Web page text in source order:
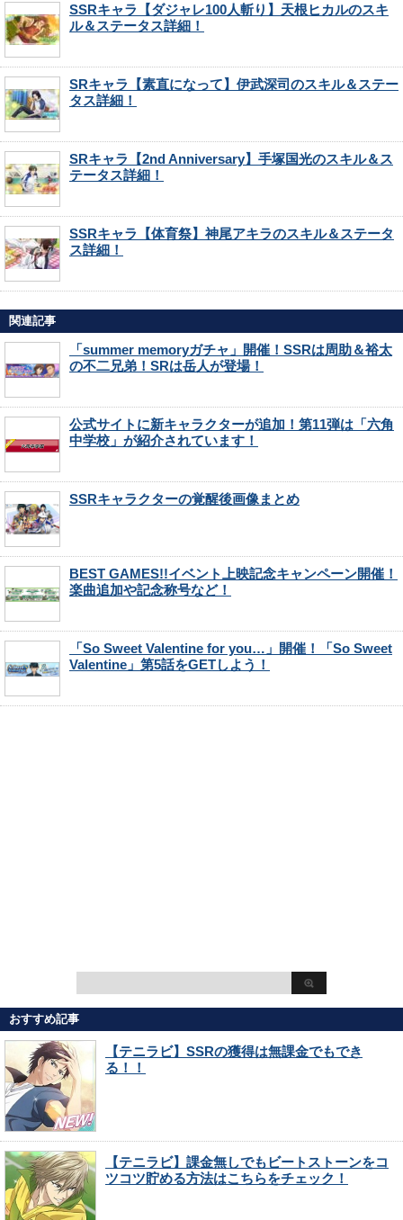
SSRキャラ【ダジャレ100人斬り】天根ヒカルのスキ
ル＆ステータス詳細！
SRキャラ【素直になって】伊武深司のスキル＆ステー
タス詳細！
SRキャラ【2nd Anniversary】手塚国光のスキル＆ス
テータス詳細！
SSRキャラ【体育祭】神尾アキラのスキル＆ステータ
ス詳細！
関連記事
「summer memoryガチャ」開催！SSRは周助＆裕太
の不二兄弟！SRは岳人が登場！
公式サイトに新キャラクターが追加！第11弾は「六角
中学校」が紹介されています！
SSRキャラクターの覚醒後画像まとめ
BEST GAMES!!イベント上映記念キャンペーン開催！
楽曲追加や記念称号など！
「So Sweet Valentine for you…」開催！「So Sweet
Valentine」第5話をGETしよう！
おすすめ記事
【テニラビ】SSRの獲得は無課金でもでき
る！！
【テニラビ】課金無しでもビートストーンをコ
ツコツ貯める方法はこちらをチェック！